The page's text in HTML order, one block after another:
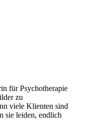
für Psychotherapie
zu
viele Klienten sind
sie leiden, endlich